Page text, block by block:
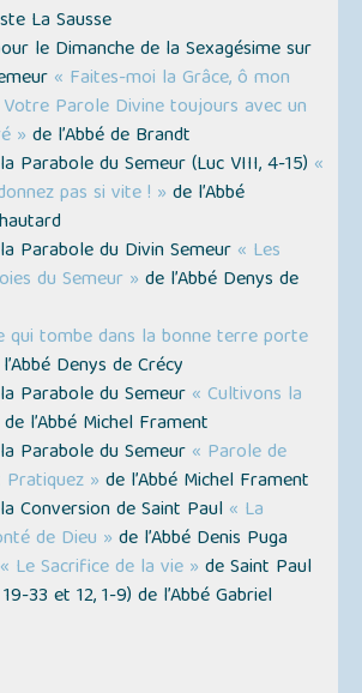
La Sausse
le Dimanche de la Sexagésime sur
« Faites-moi la Grâce, ô mon
Parole Divine toujours avec un
» de l’Abbé de Brandt
Parabole du Semeur (Luc VIII, 4-15) «
pas si vite ! » de l’Abbé
Parabole du Divin Semeur « Les
du Semeur » de l’Abbé Denys de
qui tombe dans la bonne terre porte
Denys de Crécy
Parabole du Semeur « Cultivons la
de l’Abbé Michel Frament
Parabole du Semeur « Parole de
» de l’Abbé Michel Frament
Conversion de Saint Paul « La
de Dieu » de l’Abbé Denis Puga
« Le Sacrifice de la vie » de Saint Paul
33 et 12, 1-9) de l’Abbé Gabriel